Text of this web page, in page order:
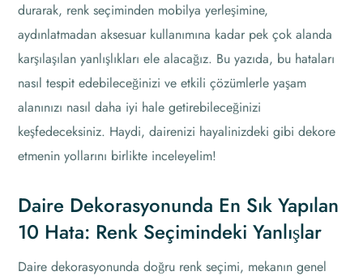
durarak, renk seçiminden mobilya yerleşimine,
aydınlatmadan aksesuar kullanımına kadar pek çok alanda
karşılaşılan yanlışlıkları ele alacağız. Bu yazıda, bu hataları
nasıl tespit edebileceğinizi ve etkili çözümlerle yaşam
alanınızı nasıl daha iyi hale getirebileceğinizi
keşfedeceksiniz. Haydi, dairenizi hayalinizdeki gibi dekore
etmenin yollarını birlikte inceleyelim!
Daire Dekorasyonunda En Sık Yapılan
10 Hata: Renk Seçimindeki Yanlışlar
Daire dekorasyonunda doğru renk seçimi, mekanın genel